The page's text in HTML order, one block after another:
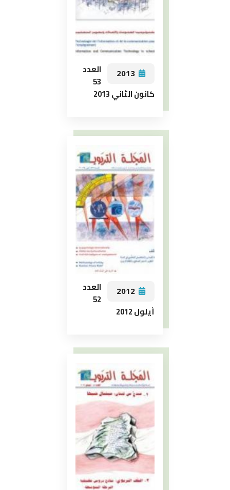
2013
العدد
53
كانون الثاني 2013
2012
العدد
52
أيلول 2012